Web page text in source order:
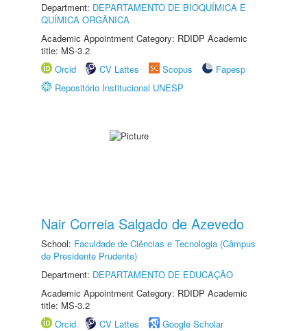
Department: DEPARTAMENTO DE BIOQUÍMICA E
QUÍMICA ORGÂNICA
Academic Appointment Category: RDIDP Academic
title: MS-3.2
Orcid
CV Lattes Scopus
Fapesp
Repositório Institucional UNESP
Nair Correia Salgado de Azevedo
School: Faculdade de Ciências e Tecnologia (Câmpus
de Presidente Prudente)
Department: DEPARTAMENTO DE EDUCAÇÃO
Academic Appointment Category: RDIDP Academic
title: MS-3.2
Orcid
CV Lattes
Google Scholar